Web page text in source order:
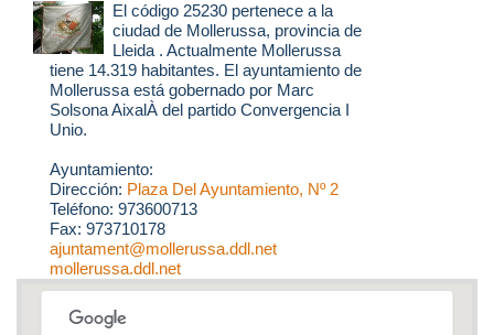
El código 25230 pertenece a la
ciudad de Mollerussa, provincia de
Lleida . Actualmente Mollerussa
tiene 14.319 habitantes. El ayuntamiento de
Mollerussa está gobernado por Marc
Solsona AixalÀ del partido Convergencia I
Unio.
Ayuntamiento:
Dirección: Plaza Del Ayuntamiento, Nº 2
Teléfono: 973600713
Fax: 973710178
ajuntament@mollerussa.ddl.net
mollerussa.ddl.net